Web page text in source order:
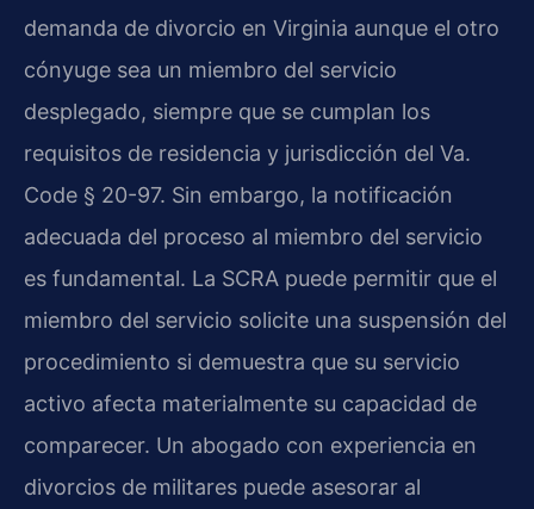
demanda de divorcio en Virginia aunque el otro
cónyuge sea un miembro del servicio
desplegado, siempre que se cumplan los
requisitos de residencia y jurisdicción del Va.
Code § 20-97. Sin embargo, la notificación
adecuada del proceso al miembro del servicio
es fundamental. La SCRA puede permitir que el
miembro del servicio solicite una suspensión del
procedimiento si demuestra que su servicio
activo afecta materialmente su capacidad de
comparecer. Un abogado con experiencia en
divorcios de militares puede asesorar al